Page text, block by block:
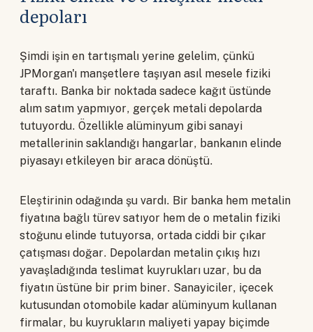
depoları
Şimdi işin en tartışmalı yerine gelelim, çünkü
JPMorgan'ı manşetlere taşıyan asıl mesele fiziki
taraftı. Banka bir noktada sadece kağıt üstünde
alım satım yapmıyor, gerçek metali depolarda
tutuyordu. Özellikle alüminyum gibi sanayi
metallerinin saklandığı hangarlar, bankanın elinde
piyasayı etkileyen bir araca dönüştü.
Eleştirinin odağında şu vardı. Bir banka hem metalin
fiyatına bağlı türev satıyor hem de o metalin fiziki
stoğunu elinde tutuyorsa, ortada ciddi bir çıkar
çatışması doğar. Depolardan metalin çıkış hızı
yavaşladığında teslimat kuyrukları uzar, bu da
fiyatın üstüne bir prim biner. Sanayiciler, içecek
kutusundan otomobile kadar alüminyum kullanan
firmalar, bu kuyrukların maliyeti yapay biçimde